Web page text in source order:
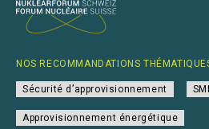
NOS RECOMMANDATIONS
Sécurité d’approvisionnement
Approvisionnement énergétique